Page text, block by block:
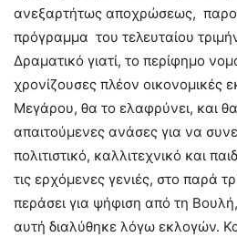
ανεξαρτήτως αποχρώσεως,
πρόγραμμα του τελευταίου
Δραματικό γιατί, το περίφημο
χρονίζουσες πλέον οικονομικές
Μεγάρου, θα το ελαφρύνει, και θα
απαιτούμενες ανάσες για να
πολιτιστικό, καλλιτεχνικό και
τις ερχόμενες γενιές, στο παρά
περάσει για ψήφιση από τη Βουλή,
αυτή διαλύθηκε λόγω εκλογών.